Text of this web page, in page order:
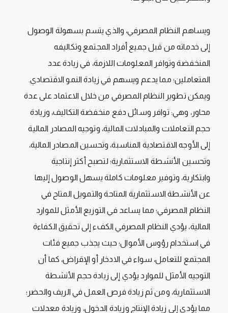
ويساهم النظام المصرفي، والذي يتسم بسهولة الوصول
إلى خدماته من قبل جميع أفراد المجتمع وتكاليفه
المنخفضة وتوافر المعلومات اللازمة، في زيادة عدد
المتعاملين؛ مما يدعم ويسهم في زيادة النمو الاقتصادي.
ويمكن تطوير النظام المصرفي من خلال الاعتماد على عدة
محاور، وهي: توافر وسائل دفع منخفضة التكاليف، وزيادة
حجم التعاملات والمبادلات المالية، وتوجيه المصادر المالية
إلى الأوجه الاقتصادية المناسبة، وتحسين المصادر المالية،
وتحسين الأنشطة الاستثمارية؛ لتصبح أكثر إنتاجية
وابتكارية، وتوفير معلومات كاملة يسهل الوصول إليها
عن الأنشطة الاستثمارية المتاحة والتمويل المتاح في
النظام المصرفي؛ مما يساعد في التوزيع الأمثل للموارد
المالية، يؤدي النظام المصرفي الكفء إلى تحقيق الكفاءة
في استخدام رؤوس الأموال؛ حيث يجذب جميع فئات
المجتمع للتعامل، سواء في الادخار أو الإقراض، كما أن
التوجيه الأمثل للموارد يؤدي إلى زيادة حجم الأنشطة
الاستثمارية، ومن ثم زيادة فرص العمل في الريف والحضر؛
مما يؤدي إلى زيادة الإنتاج وزيادة الدخول، وزيادة معدلات